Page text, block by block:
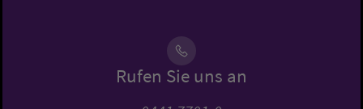
Rufen Sie uns an